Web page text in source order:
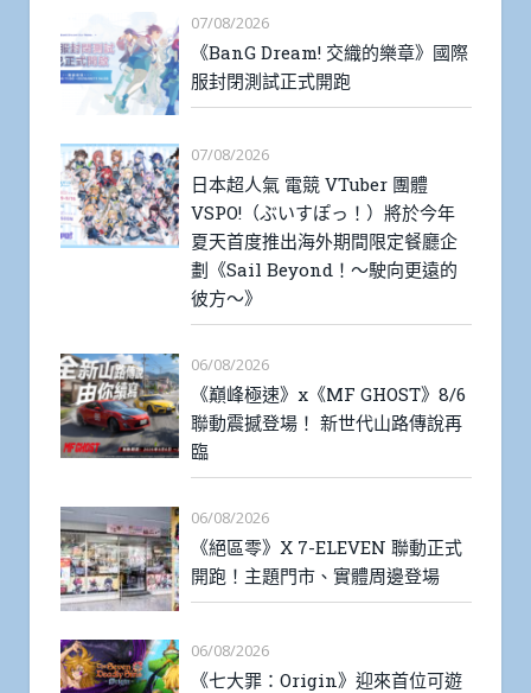
07/08/2026
《BanG Dream! 交織的樂章》國際
服封閉測試正式開跑
07/08/2026
日本超人氣 電競 VTuber 團體
VSPO!（ぶいすぽっ！）將於今年
夏天首度推出海外期間限定餐廳企
劃《Sail Beyond！～駛向更遠的
彼方～》
06/08/2026
《巔峰極速》x《MF GHOST》8/6
聯動震撼登場！ 新世代山路傳說再
臨
06/08/2026
《絕區零》X 7-ELEVEN 聯動正式
開跑！主題門市、實體周邊登場
06/08/2026
《七大罪：Origin》迎來首位可遊